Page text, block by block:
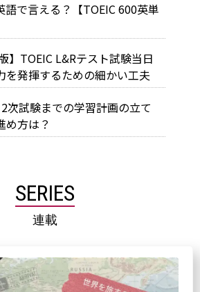
語で言える？【TOEIC 600英単
】TOEIC L&Rテスト試験当日
を発揮するための細かい工夫
次試験までの学習計画の立て
め方は？
SERIES
連載